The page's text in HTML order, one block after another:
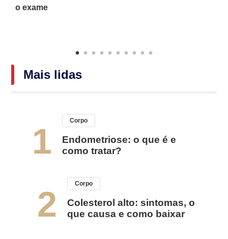
o exame
Mais lidas
1
Corpo
Endometriose: o que é e
como tratar?
2
Corpo
Colesterol alto: sintomas, o
que causa e como baixar